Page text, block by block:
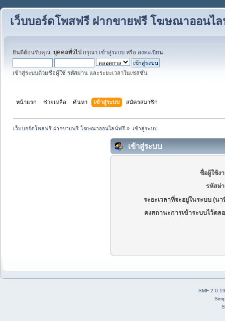
เว็บบอร์ดโพสฟรี ฝากขายฟรี โฆษณาออนไ
ยินดีต้อนรับคุณ, บุคคลทั่วไป กรุณา เข้าสู่ระบบ หรือ ลงทะเบียน
เข้าสู่ระบบด้วยชื่อผู้ใช้ รหัสผ่าน และระยะเวลาในเซสชั่น
หน้าแรก ช่วยเหลือ ค้นหา เข้าสู่ระบบ สมัครสมาชิก
เว็บบอร์ดโพสฟรี ฝากขายฟรี โฆษณาออนไลน์ฟรี » เข้าสู่ระบบ
เข้าสู่ระบบ
ชื่อผู้ใช้ง
รหัสผ่
ระยะเวลาที่จะอยู่ในระบบ (นา
คงสถานะการเข้าระบบไว้ตล
SMF 2.0.19